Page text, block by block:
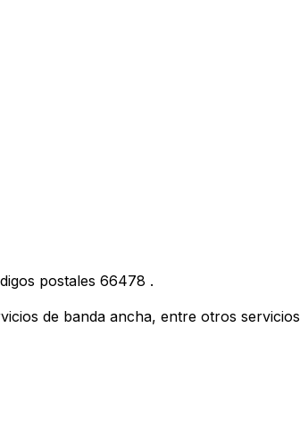
postales 66478 .
de banda ancha, entre otros